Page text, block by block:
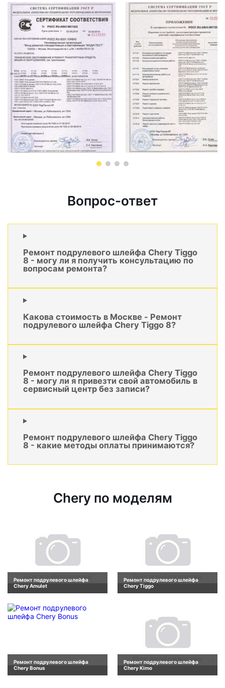
Вопрос-ответ
Ремонт подрулевого шлейфа Chery Tiggo
8 - могу ли я получить консультацию по
вопросам ремонта?
Какова стоимость в Москве - Ремонт
подрулевого шлейфа Chery Tiggo 8?
Ремонт подрулевого шлейфа Chery Tiggo
8 - могу ли я привезти свой автомобиль в
сервисный центр без записи?
Ремонт подрулевого шлейфа Chery Tiggo
8 - какие методы оплаты принимаются?
Chery по моделям
Ремонт подрулевого шлейфа
Chery Amulet
Ремонт подрулевого шлейфа
Chery Tiggo
Ремонт подрулевого шлейфа
Chery Bonus
Ремонт подрулевого шлейфа
Chery Kimo